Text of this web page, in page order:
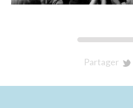
Partager